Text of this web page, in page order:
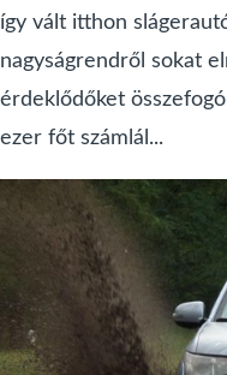
így vált itthon
nagyságrendről sokat
érdeklődőket
ezer főt számlál...